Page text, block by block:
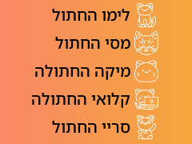
לימו החתול
מסי החתול
מיקה החתולה
קלואי החתולה
סריי החתול